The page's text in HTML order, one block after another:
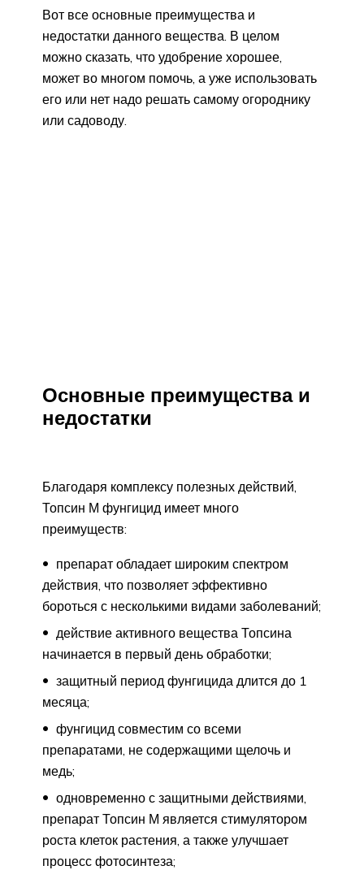
Вот все основные преимущества и
недостатки данного вещества. В целом
можно сказать, что удобрение хорошее,
может во многом помочь, а уже использовать
его или нет надо решать самому огороднику
или садоводу.
Основные преимущества и
недостатки
Благодаря комплексу полезных действий,
Топсин М фунгицид имеет много
преимуществ:
препарат обладает широким спектром
действия, что позволяет эффективно
бороться с несколькими видами заболеваний;
действие активного вещества Топсина
начинается в первый день обработки;
защитный период фунгицида длится до 1
месяца;
фунгицид совместим со всеми
препаратами, не содержащими щелочь и
медь;
одновременно с защитными действиями,
препарат Топсин М является стимулятором
роста клеток растения, а также улучшает
процесс фотосинтеза;